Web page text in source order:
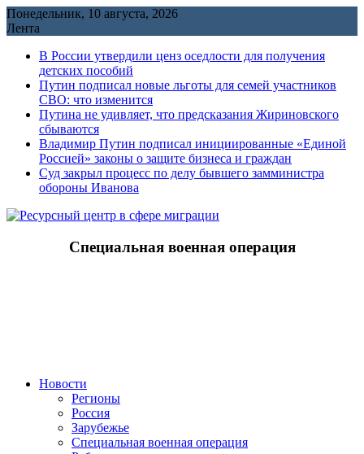
Перейти
к
Понедельник, 10 августа, 2026
Лента
В России утвердили ценз оседлости для получения
детских пособий
Путин подписал новые льготы для семей участников
СВО: что изменится
Путина не удивляет, что предсказания Жириновского
сбываются
Владимир Путин подписал инициированные «Единой
Россией» законы о защите бизнеса и граждан
Cуд закрыл процесс по делу бывшего замминистра
обороны Иванова
Специальная военная операция
Новости
Регионы
Россия
Зарубежье
Специальная военная операция